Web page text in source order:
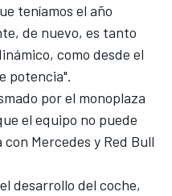
teníamos el año
de nuevo, es tanto
como desde el
potencia".
por el monoplaza
el equipo no puede
con Mercedes y Red Bull
desarrollo del coche,